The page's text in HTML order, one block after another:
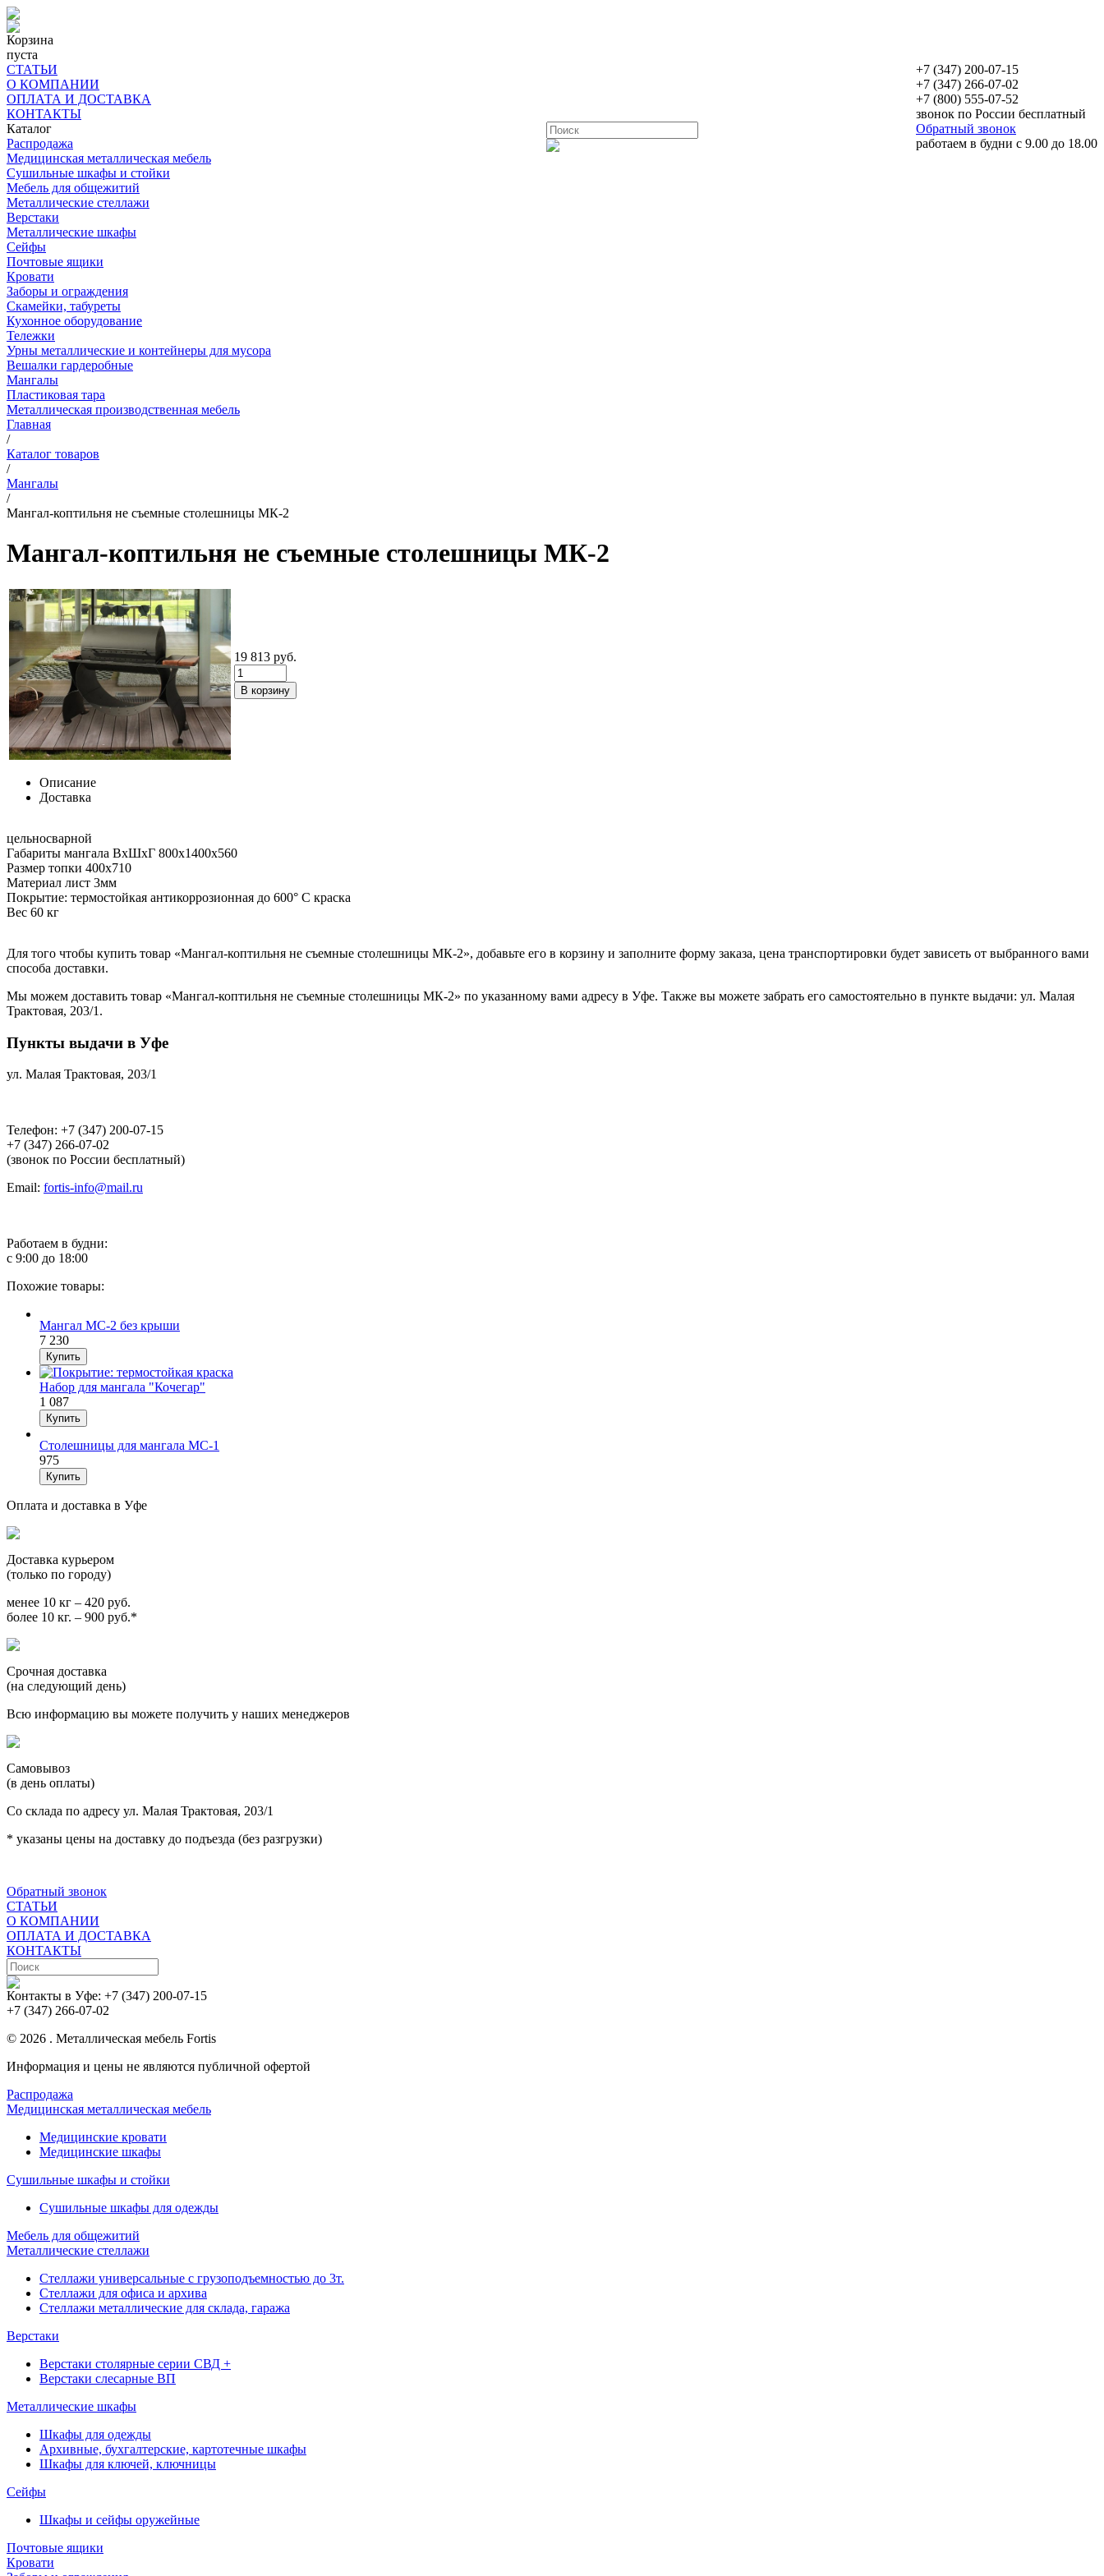
Корзина
пуста
+7 (347) 200-07-15
+7 (347) 266-07-02
+7 (800) 555-07-52
звонок по России бесплатный
Обратный звонок
работаем в будни с 9.00 до 18.00
СТАТЬИ
О КОМПАНИИ
ОПЛАТА И ДОСТАВКА
КОНТАКТЫ
Каталог
Распродажа
Медицинская металлическая мебель
Сушильные шкафы и стойки
Мебель для общежитий
Металлические стеллажи
Верстаки
Металлические шкафы
Сейфы
Почтовые ящики
Кровати
Заборы и ограждения
Скамейки, табуреты
Кухонное оборудование
Тележки
Урны металлические и контейнеры для мусора
Вешалки гардеробные
Мангалы
Пластиковая тара
Металлическая производственная мебель
Главная
/
Каталог товаров
/
Мангалы
/
Мангал-коптильня не съемные столешницы МК-2
Мангал-коптильня не съемные столешницы МК-2
19 813 руб.
Описание
Доставка
цельносварной
Габариты мангала ВхШхГ 800х1400х560
Размер топки 400х710
Материал лист 3мм
Покрытие: термостойкая антикоррозионная до 600° С краска
Вес 60 кг
Для того чтобы купить товар «Мангал-коптильня не съемные столешницы МК-2», добавьте его в корзину и заполните форму заказа, цена транспортировки будет зависеть от выбранного вами
способа доставки.
Мы можем доставить товар «Мангал-коптильня не съемные столешницы МК-2» по указанному вами адресу в Уфе. Также вы можете забрать его самостоятельно в пункте выдачи: ул. Малая
Трактовая, 203/1.
Пункты выдачи в Уфе
ул. Малая Трактовая, 203/1
Телефон: +7 (347) 200-07-15
+7 (347) 266-07-02
(звонок по России бесплатный)
Email: fortis-info@mail.ru
Работаем в будни:
с 9:00 до 18:00
Похожие товары:
Мангал МС-2 без крыши
7 230
Набор для мангала "Кочегар"
1 087
Столешницы для мангала МС-1
975
Оплата и доставка в Уфе
Доставка курьером
(только по городу)
менее 10 кг – 420 руб.
более 10 кг. – 900 руб.*
Срочная доставка
(на следующий день)
Всю информацию вы можете получить у наших менеджеров
Самовывоз
(в день оплаты)
Со склада по адресу ул. Малая Трактовая, 203/1
* указаны цены на доставку до подъезда (без разгрузки)
Обратный звонок
СТАТЬИ
О КОМПАНИИ
ОПЛАТА И ДОСТАВКА
КОНТАКТЫ
Контакты в Уфе: +7 (347) 200-07-15
+7 (347) 266-07-02
© 2026 . Металлическая мебель Fortis
Информация и цены не являются публичной офертой
Распродажа
Медицинская металлическая мебель
Медицинские кровати
Медицинские шкафы
Сушильные шкафы и стойки
Сушильные шкафы для одежды
Мебель для общежитий
Металлические стеллажи
Стеллажи универсальные с грузоподъемностью до 3т.
Стеллажи для офиса и архива
Стеллажи металлические для склада, гаража
Верстаки
Верстаки столярные серии СВД +
Верстаки слесарные ВП
Металлические шкафы
Шкафы для одежды
Архивные, бухгалтерские, картотечные шкафы
Шкафы для ключей, ключницы
Сейфы
Шкафы и сейфы оружейные
Почтовые ящики
Кровати